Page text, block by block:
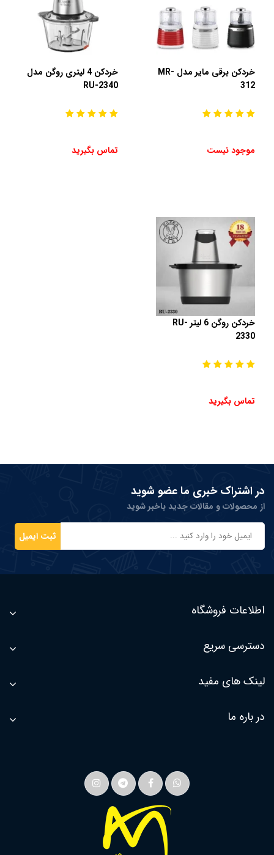
خردکن برقی مایر مدل MR-
312
موجود نیست
خردکن 4 لیتری روگن مدل
RU-2340
تماس بگیرید
خردکن روگن 6 لیتر RU-
2330
تماس بگیرید
در اشتراک خبری ما عضو شوید
از محصولات و مقالات جدید باخبر شوید
ثبت ایمیل
اطلاعات فروشگاه
دسترسی سریع
لینک های مفید
در باره ما